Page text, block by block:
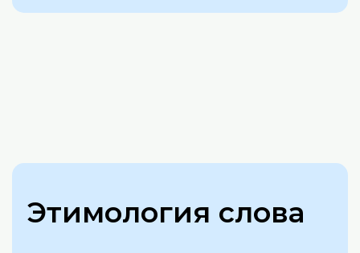
Этимология слова